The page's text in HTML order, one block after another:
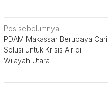
Navigasi
pos
Pos sebelumnya
PDAM Makassar Berupaya Cari
Solusi untuk Krisis Air di
Wilayah Utara